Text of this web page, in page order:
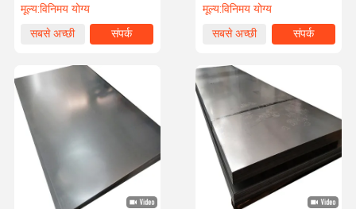
मूल्य:विनिमय योग्य
सबसे अच्छी
संपर्क
मूल्य:विनिमय योग्य
सबसे अच्छी
संपर्क